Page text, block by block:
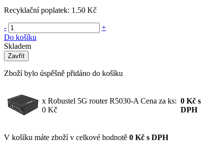
Recyklační poplatek: 1.50 Kč
-
+
Do košíku
Skladem
Zavřít
Zboží bylo úspěšně přidáno do košíku
x Robustel 5G router R5030-A Cena za ks:
0 Kč
0 Kč s
DPH
V košíku máte zboží v celkové hodnotě 0 Kč s DPH